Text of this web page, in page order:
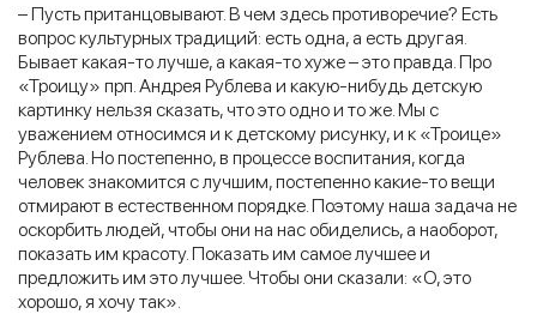
– Пусть пританцовывают. В чем здесь противоречие? Есть
вопрос культурных традиций: есть одна, а есть другая.
Бывает какая-то лучше, а какая-то хуже – это правда. Про
«Троицу» прп. Андрея Рублева и какую-нибудь детскую
картинку нельзя сказать, что это одно и то же. Мы с
уважением относимся и к детскому рисунку, и к «Троице»
Рублева. Но постепенно, в процессе воспитания, когда
человек знакомится с лучшим, постепенно какие-то вещи
отмирают в естественном порядке. Поэтому наша задача не
оскорбить людей, чтобы они на нас обиделись, а наоборот,
показать им красоту. Показать им самое лучшее и
предложить им это лучшее. Чтобы они сказали: «О, это
хорошо, я хочу так».